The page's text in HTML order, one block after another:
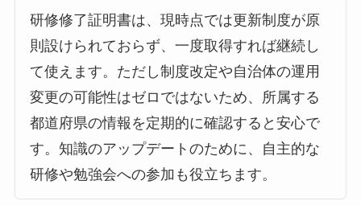
研修修了証明書は、現時点では更新制度が原
則設けられておらず、一度取得すれば継続し
て使えます。ただし制度改定や自治体の運用
変更の可能性はゼロではないため、所属する
都道府県の情報を定期的に確認すると安心で
す。知識のアップデートのために、自主的な
研修や勉強会への参加も役立ちます。